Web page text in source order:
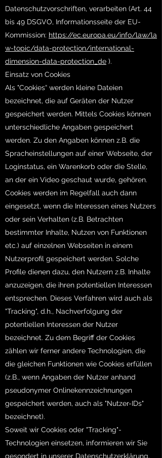
Datenschutzvorschriften, verarbeiten (Art. 44
bis 49 DSGVO, Informationsseite der EU-
Kommission: https://ec.europa.eu/info/law/la
w-topic/data-protection/international-
dimension-data-protection_de ).
Einsatz von Cookies
Als "Cookies“ werden kleine Dateien
bezeichnet, die auf Geräten der Nutzer
gespeichert werden. Mittels Cookies können
unterschiedliche Angaben gespeichert
werden. Zu den Angaben können z.B. die
Spracheinstellungen auf einer Webseite, der
Loginstatus, ein Warenkorb oder die Stelle,
an der ein Video geschaut wurde, gehören.
Cookies werden im Regelfall auch dann
eingesetzt, wenn die Interessen eines Nutzers
oder sein Verhalten (z.B. Betrachten
bestimmter Inhalte, Nutzen von Funktionen
etc.) auf einzelnen Webseiten in einem
Nutzerprofil gespeichert werden. Solche
Profile dienen dazu, den Nutzern z.B. Inhalte
anzuzeigen, die ihren potentiellen Interessen
entsprechen. Dieses Verfahren wird auch als
"Tracking", d.h., Nachverfolgung der
potentiellen Interessen der Nutzer
bezeichnet. Zu dem Begriff der Cookies
zählen wir ferner andere Technologien, die
die gleichen Funktionen wie Cookies erfüllen
(z.B., wenn Angaben der Nutzer anhand
pseudonymer Onlinekennzeichnungen
gespeichert werden, auch als "Nutzer-IDs"
bezeichnet).
Soweit wir Cookies oder "Tracking"-
Technologien einsetzen, informieren wir Sie
gesondert in unserer Datenschutzerklärung.